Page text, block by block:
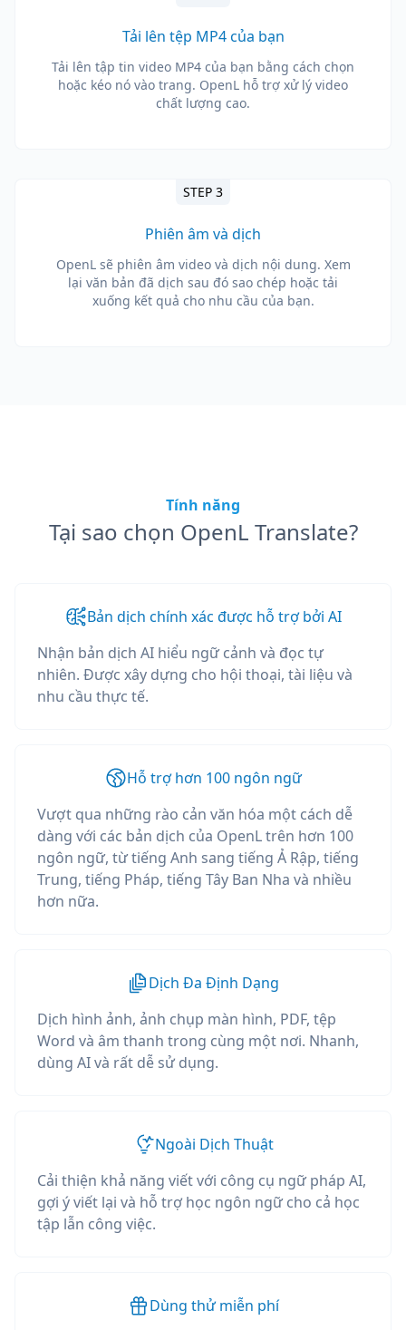
Tải lên tệp MP4 của bạn
Tải lên tập tin video MP4 của bạn bằng cách chọn
hoặc kéo nó vào trang. OpenL hỗ trợ xử lý video
chất lượng cao.
STEP 3
Phiên âm và dịch
OpenL sẽ phiên âm video và dịch nội dung. Xem
lại văn bản đã dịch sau đó sao chép hoặc tải
xuống kết quả cho nhu cầu của bạn.
Tính năng
Tại sao chọn OpenL Translate?
Bản dịch chính xác được hỗ trợ bởi AI
Nhận bản dịch AI hiểu ngữ cảnh và đọc tự
nhiên. Được xây dựng cho hội thoại, tài liệu và
nhu cầu thực tế.
Hỗ trợ hơn 100 ngôn ngữ
Vượt qua những rào cản văn hóa một cách dễ
dàng với các bản dịch của OpenL trên hơn 100
ngôn ngữ, từ tiếng Anh sang tiếng Ả Rập, tiếng
Trung, tiếng Pháp, tiếng Tây Ban Nha và nhiều
hơn nữa.
Dịch Đa Định Dạng
Dịch hình ảnh, ảnh chụp màn hình, PDF, tệp
Word và âm thanh trong cùng một nơi. Nhanh,
dùng AI và rất dễ sử dụng.
Ngoài Dịch Thuật
Cải thiện khả năng viết với công cụ ngữ pháp AI,
gợi ý viết lại và hỗ trợ học ngôn ngữ cho cả học
tập lẫn công việc.
Dùng thử miễn phí